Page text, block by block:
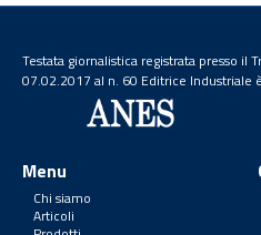
Testata giornalistica registrata presso il
07.02.2017 al n. 60 Editrice Industriale
Menu
Chi siamo
Articoli